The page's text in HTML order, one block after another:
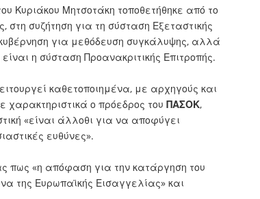
Κυριάκου Μητσοτάκη τοποθετήθηκε από το
συζήτηση για τη σύσταση Εξεταστικής
για μεθόδευση συγκάλυψης, αλλά
η σύσταση Προανακριτικής Επιτροπής.
καθετοποιημένα, με αρχηγούς και
χαρακτηριστικά ο πρόεδρος του ΠΑΣΟΚ,
«είναι άλλοθι για να αποφύγει
ευθύνες».
πως «η απόφαση για την κατάργηση του
της Ευρωπαϊκής Εισαγγελίας» και